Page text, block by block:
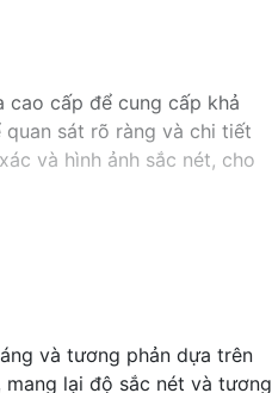
cao cấp để cung cấp khả
sát rõ ràng và chi tiết
và hình ảnh sắc nét, cho
và tương phản dựa trên
mang lại độ sắc nét và tương